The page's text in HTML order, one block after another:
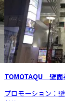
TOMOTAQU 壁面看
プロモーション：壁